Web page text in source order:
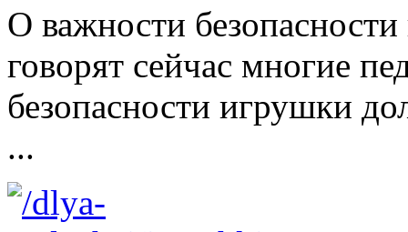
О важности
говорят сейчас многие
безопасности игрушки
...